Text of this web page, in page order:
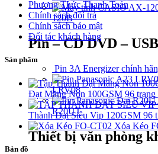
120B
Pin – CD DVD –
Pin 3A Energizer chính
LRV08
R20UT
Thiết bị văn phòng
Phương Thức Thanh Toán
Chính sách đổi trả
Chính sách bảo mật
Đối tác khách hàng
Sản phẩm
Đạt Măng Non 100GSM 96 trang
Thành Đạt Siêu Vip 120GSM 96
Xóa Kéo
Bản đồ